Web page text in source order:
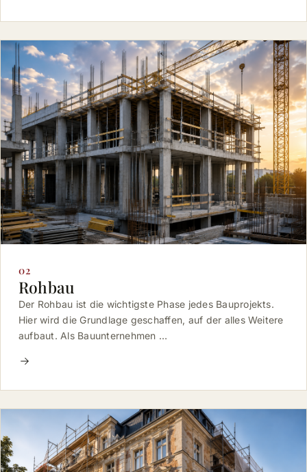
02
Rohbau
Der Rohbau ist die wichtigste Phase jedes Bauprojekts.
Hier wird die Grundlage geschaffen, auf der alles Weitere
aufbaut. Als Bauunternehmen …